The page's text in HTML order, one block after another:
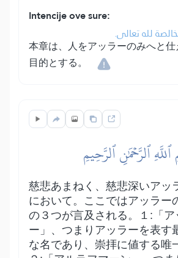
Intencije ove sure:
لله تعالى.
本章は、人をアッラーのみへと
目的とする。
ٱلرَّحۡمَٰنِ ٱلرَّحِيمِ
慈悲あまねく、慈悲深いアッ
において。ここではアッラー
の３つが言及される。１:「ア
ー」、つまりアッラーを表す
な名であり、崇拝に値する唯